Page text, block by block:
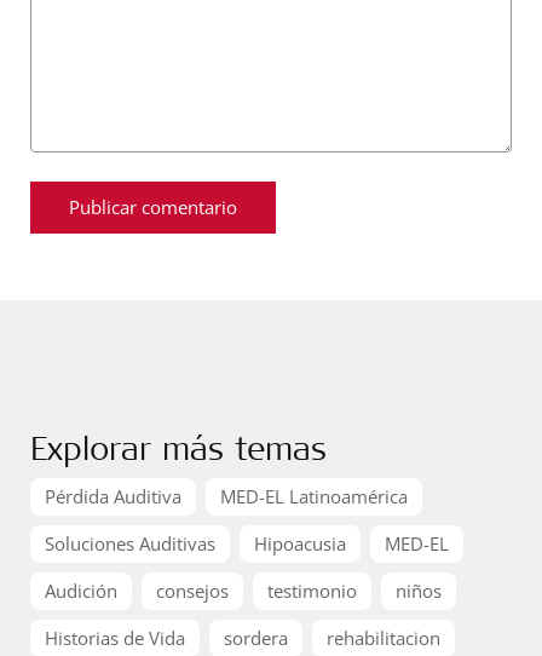
Explorar más temas
Pérdida Auditiva
MED-EL Latinoamérica
Soluciones Auditivas
Hipoacusia
MED-EL
Audición
consejos testimonio
niños
Historias de Vida
sordera
rehabilitacion